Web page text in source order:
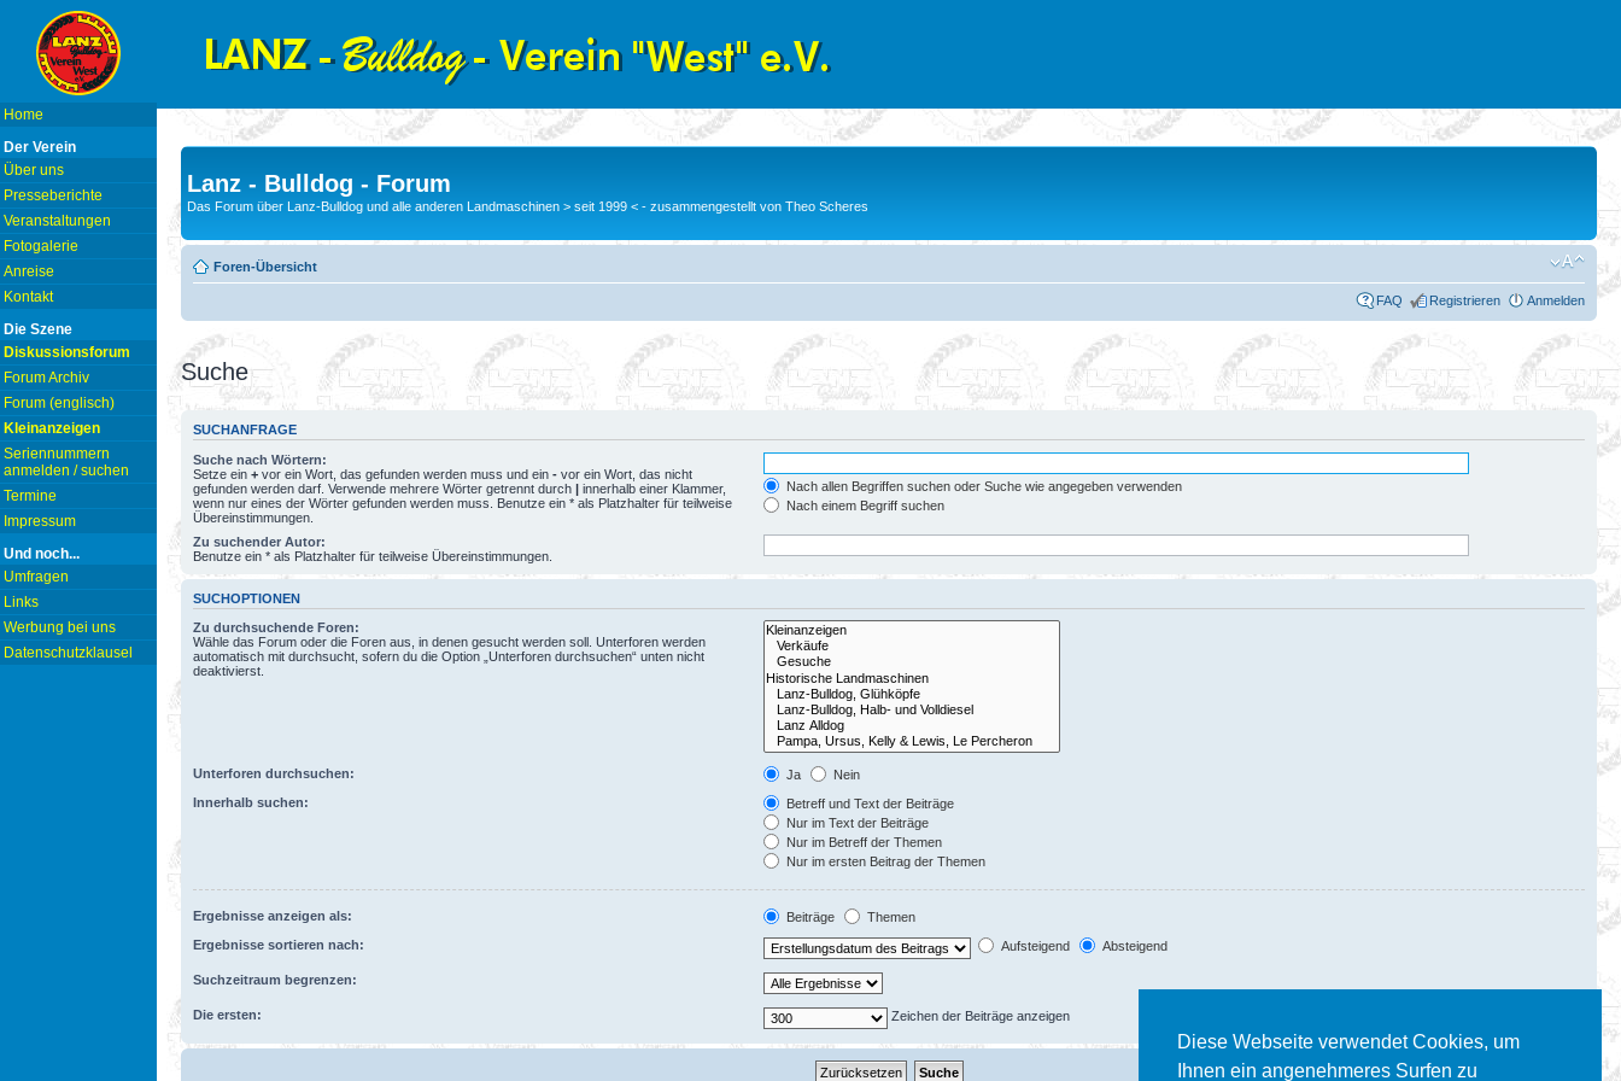
Diese Webseite verwendet Cookies, um
Ihnen ein angenehmeres Surfen zu
Home
Der Verein
Über uns
Presseberichte
Veranstaltungen
Fotogalerie
Anreise
Kontakt
Die Szene
Diskussionsforum
Forum Archiv
Forum (englisch)
Kleinanzeigen
Seriennummern
anmelden / suchen
Termine
Impressum
Und noch...
Umfragen
Links
Werbung bei uns
Datenschutzklausel
Lanz - Bulldog - Forum
Das Forum über Lanz-Bulldog und alle anderen Landmaschinen > seit 1999 < - zusammengestellt von Theo Scheres
Foren-Übersicht
FAQ Registrieren Anmelden
Suche
SUCHANFRAGE
Suche nach Wörtern:
Setze ein + vor ein Wort, das gefunden werden muss und ein - vor ein Wort, das nicht
gefunden werden darf. Verwende mehrere Wörter getrennt durch | innerhalb einer Klammer,
wenn nur eines der Wörter gefunden werden muss. Benutze ein * als Platzhalter für teilweise
Übereinstimmungen.
Nach allen Begriffen suchen oder Suche wie angegeben verwenden
Nach einem Begriff suchen
Zu suchender Autor:
Benutze ein * als Platzhalter für teilweise Übereinstimmungen.
SUCHOPTIONEN
Zu durchsuchende Foren:
Wähle das Forum oder die Foren aus, in denen gesucht werden soll. Unterforen werden
automatisch mit durchsucht, sofern du die Option „Unterforen durchsuchen“ unten nicht
deaktivierst.
Unterforen durchsuchen: Ja
Nein
Innerhalb suchen:
Betreff und Text der Beiträge
Nur im Text der Beiträge
Nur im Betreff der Themen
Nur im ersten Beitrag der Themen
Ergebnisse anzeigen als: Beiträge
Themen
Ergebnisse sortieren nach:
Aufsteigend Absteigend
Suchzeitraum begrenzen:
Die ersten: Zeichen der Beiträge anzeigen